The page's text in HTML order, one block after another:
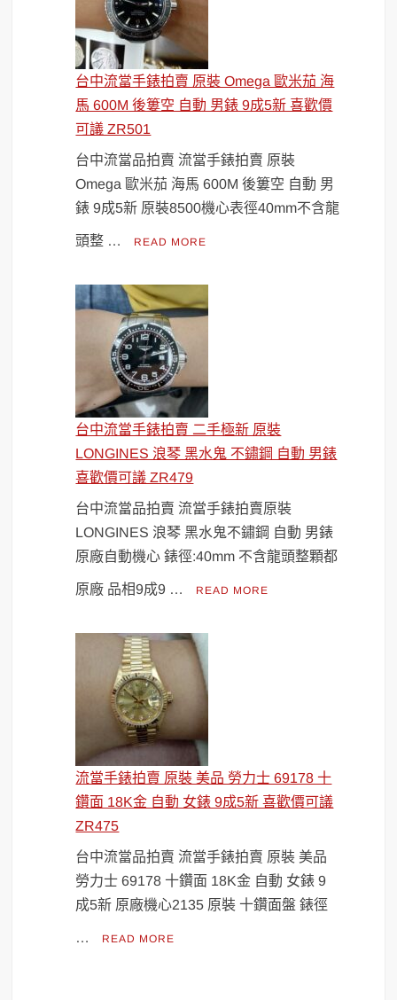
台中流當手錶拍賣 原裝 Omega 歐米茄 海
馬 600M 後簍空 自動 男錶 9成5新 喜歡價
可議 ZR501
台中流當品拍賣 流當手錶拍賣 原裝
Omega 歐米茄 海馬 600M 後簍空 自動 男
錶 9成5新 原裝8500機心表徑40mm不含龍
頭整 … READ MORE
台中流當手錶拍賣 二手極新 原裝
LONGINES 浪琴 黑水鬼 不鏽鋼 自動 男錶
喜歡價可議 ZR479
台中流當品拍賣 流當手錶拍賣原裝
LONGINES 浪琴 黑水鬼不鏽鋼 自動 男錶
原廠自動機心 錶徑:40mm 不含龍頭整顆都
原廠 品相9成9 … READ MORE
流當手錶拍賣 原裝 美品 勞力士 69178 十
鑽面 18K金 自動 女錶 9成5新 喜歡價可議
ZR475
台中流當品拍賣 流當手錶拍賣 原裝 美品
勞力士 69178 十鑽面 18K金 自動 女錶 9
成5新 原廠機心2135 原裝 十鑽面盤 錶徑
… READ MORE